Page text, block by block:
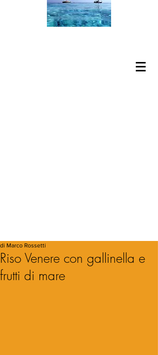
Riso Venere con gallinella e
frutti di mare
di Marco Rossetti